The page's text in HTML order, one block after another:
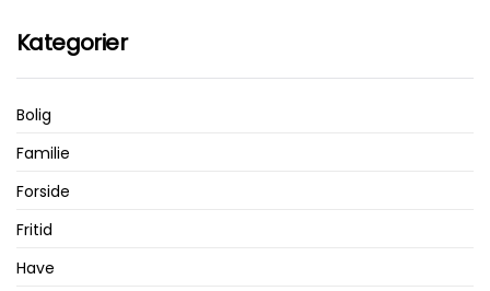
Kategorier
Bolig
Familie
Forside
Fritid
Have